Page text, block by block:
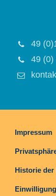
49
49 (0)
Impressum
Historie